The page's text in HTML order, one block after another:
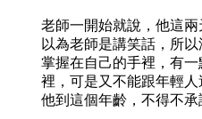
老師一開始就說，他這
以為老師是講笑話，所
掌握在自己的手裡，有
裡，可是又不能跟年輕
他到這個年齡，不得不承